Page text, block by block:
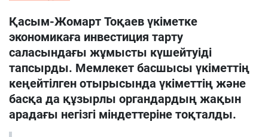
Қасым-Жомарт Тоқаев үкіметке
экономикаға инвестиция тарту
саласындағы жұмысты күшейтуіді
тапсырды. Мемлекет басшысы үкіметтің
кеңейтілген отырысында үкіметтің және
басқа да құзырлы органдардың жақын
арадағы негізгі міндеттеріне тоқталды.